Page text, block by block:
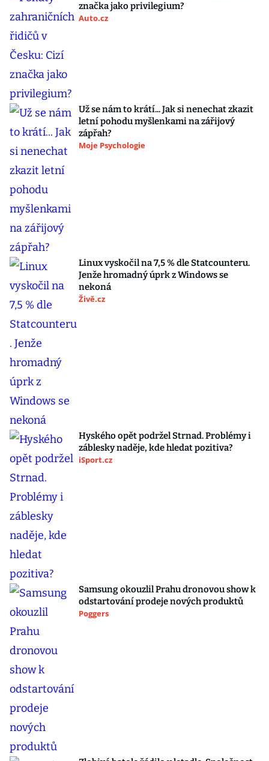
značka jako privilegium?
Auto.cz
Už se nám to krátí... Jak si nenechat zkazit
letní pohodu myšlenkami na zářijový
zápřah?
Moje Psychologie
Linux vyskočil na 7,5 % dle Statcounteru.
Jenže hromadný úprk z Windows se
nekoná
Živě.cz
Hyského opět podržel Strnad. Problémy i
záblesky naděje, kde hledat pozitiva?
iSport.cz
Samsung okouzlil Prahu dronovou show k
odstartování prodeje nových produktů
Poggers